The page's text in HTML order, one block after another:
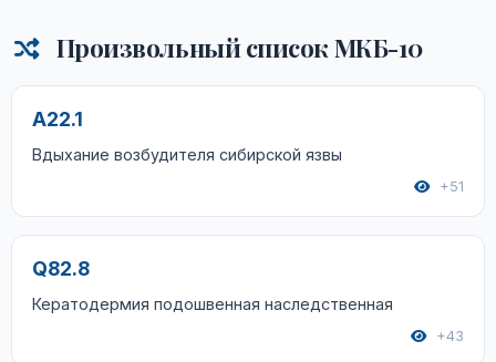
Произвольный список МКБ-10
A22.1
Вдыхание возбудителя сибирской язвы
+51
Q82.8
Кератодермия подошвенная наследственная
+43